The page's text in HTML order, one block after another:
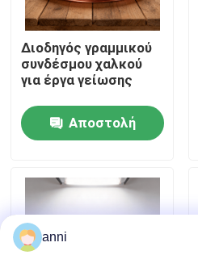
Ποιοτικός έλεγχος
Νέα
Όλες οι περιπτώσεις
Ζητήστε ένα απόσπασμα
Διοδηγός γραμμικού
συνδέσμου χαλκού
για έργα γείωσης
Αποστολή
anni